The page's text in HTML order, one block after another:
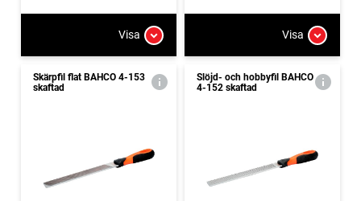
Visa Visa
Skärpfil flat BAHCO 4-153
skaftad
Slöjd- och hobbyfil BAHCO
4-152 skaftad